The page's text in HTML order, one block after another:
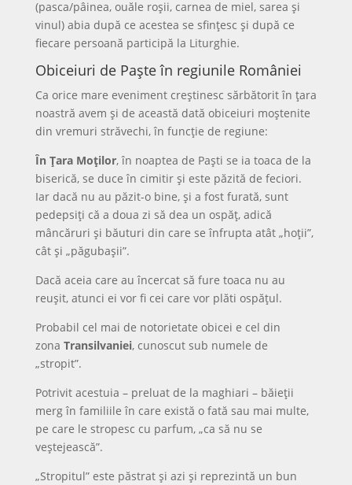
(pasca/pâinea, ouăle roşii, carnea de miel, sarea şi
vinul) abia după ce acestea se sfinţesc şi după ce
fiecare persoană participă la Liturghie.
Obiceiuri de Paşte în regiunile României
Ca orice mare eveniment creștinesc sărbătorit în țara
noastră avem și de această dată obiceiuri moștenite
din vremuri străvechi, în funcție de regiune:
În Ţara Moţilor, în noaptea de Paşti se ia toaca de la
biserică, se duce în cimitir şi este păzită de feciori.
Iar dacă nu au păzit-o bine, şi a fost furată, sunt
pedepsiţi că a doua zi să dea un ospăţ, adică
mâncăruri şi băuturi din care se înfrupta atât „hoţii”,
cât şi „păgubaşii”.
Dacă aceia care au încercat să fure toaca nu au
reuşit, atunci ei vor fi cei care vor plăti ospăţul.
Probabil cel mai de notorietate obicei e cel din
zona Transilvaniei, cunoscut sub numele de
„stropit”.
Potrivit acestuia – preluat de la maghiari – băieţii
merg în familiile în care există o fată sau mai multe,
pe care le stropesc cu parfum, „ca să nu se
veştejească”.
„Stropitul” este păstrat şi azi şi reprezintă un bun